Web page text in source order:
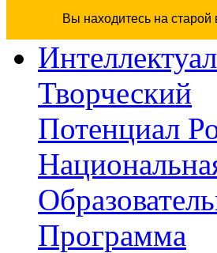
Вы находитесь на
Творческий
Потенциал
Программа